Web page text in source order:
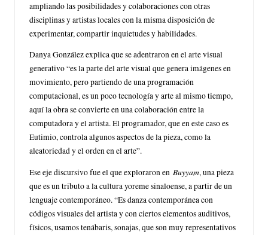
ampliando las posibilidades y colaboraciones con otras
disciplinas y artistas locales con la misma disposición de
experimentar, compartir inquietudes y habilidades.
Danya González explica que se adentraron en el arte visual
generativo “es la parte del arte visual que genera imágenes en
movimiento, pero partiendo de una programación
computacional, es un poco tecnología y arte al mismo tiempo,
aquí la obra se convierte en una colaboración entre la
computadora y el artista. El programador, que en este caso es
Eutimio, controla algunos aspectos de la pieza, como la
aleatoriedad y el orden en el arte”.
Ese eje discursivo fue el que exploraron en Buyyam, una pieza
que es un tributo a la cultura yoreme sinaloense, a partir de un
lenguaje contemporáneo. “Es danza contemporánea con
códigos visuales del artista y con ciertos elementos auditivos,
físicos, usamos tenábaris, sonajas, que son muy representativos